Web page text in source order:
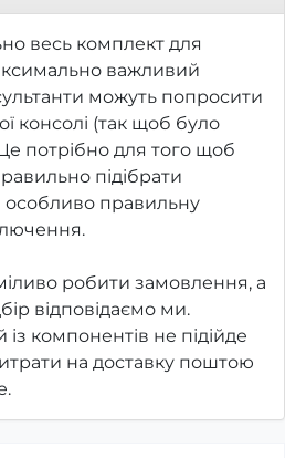
весь комплект для
важливий
можуть попросити
консолі (так щоб було
потрібно для того щоб
підібрати
особливо правильну
робити замовлення, а
відповідаємо ми.
компонентів не підійде
на доставку поштою